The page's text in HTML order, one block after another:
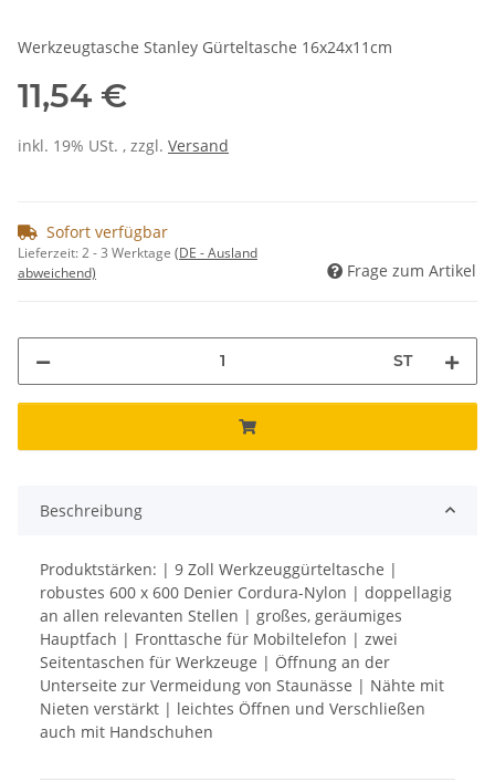
Werkzeugtasche Stanley Gürteltasche 16x24x11cm
11,54 €
inkl. 19% USt. , zzgl. Versand
Sofort verfügbar
Lieferzeit:2 - 3 Werktage (DE - Ausland
abweichend)
Frage zum Artikel
ST
Beschreibung
Produktstärken: | 9 Zoll Werkzeuggürteltasche |
robustes 600 x 600 Denier Cordura-Nylon | doppellagig
an allen relevanten Stellen | großes, geräumiges
Hauptfach | Fronttasche für Mobiltelefon | zwei
Seitentaschen für Werkzeuge | Öffnung an der
Unterseite zur Vermeidung von Staunässe | Nähte mit
Nieten verstärkt | leichtes Öffnen und Verschließen
auch mit Handschuhen